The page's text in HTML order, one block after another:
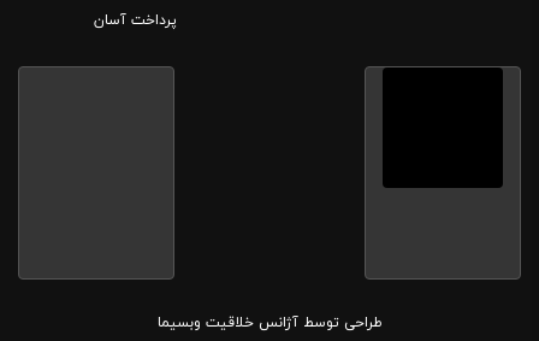
پرداخت آسان
طراحی توسطآژانس خلاقیت وبسیما